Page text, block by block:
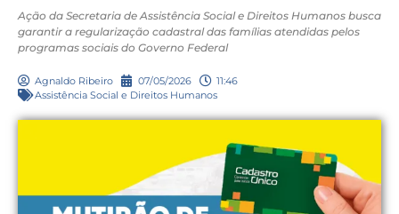
Ação da Secretaria de Assistência Social e Direitos Humanos busca
garantir a regularização cadastral das famílias atendidas pelos
programas sociais do Governo Federal
Agnaldo Ribeiro 07/05/2026
11:46
Assistência Social e Direitos Humanos